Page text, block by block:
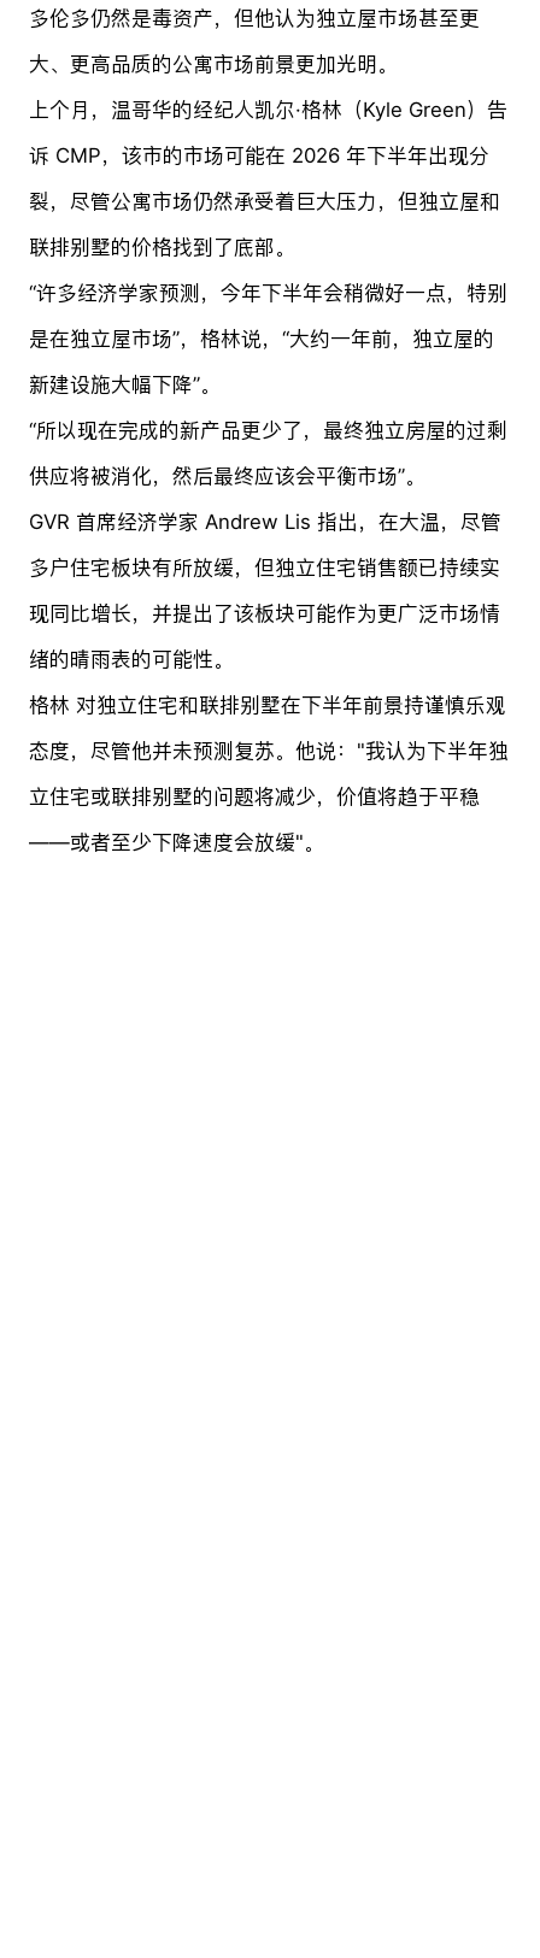
多伦多仍然是毒资产，但他认为独立屋市场甚至更
大、更高品质的公寓市场前景更加光明。
上个月，温哥华的经纪人凯尔·格林（Kyle Green）告
诉 CMP，该市的市场可能在 2026 年下半年出现分
裂，尽管公寓市场仍然承受着巨大压力，但独立屋和
联排别墅的价格找到了底部。
“许多经济学家预测，今年下半年会稍微好一点，特别
是在独立屋市场”，格林说，“大约一年前，独立屋的
新建设施大幅下降”。
“所以现在完成的新产品更少了，最终独立房屋的过剩
供应将被消化，然后最终应该会平衡市场”。
GVR 首席经济学家 Andrew Lis 指出，在大温，尽管
多户住宅板块有所放缓，但独立住宅销售额已持续实
现同比增长，并提出了该板块可能作为更广泛市场情
绪的晴雨表的可能性。
格林 对独立住宅和联排别墅在下半年前景持谨慎乐观
态度，尽管他并未预测复苏。他说："我认为下半年独
立住宅或联排别墅的问题将减少，价值将趋于平稳
——或者至少下降速度会放缓"。